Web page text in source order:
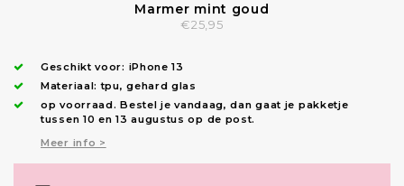
Marmer mint goud
€25,95
Geschikt voor: iPhone 13
Materiaal: tpu, gehard glas
op voorraad.Bestel je vandaag, dan gaat je pakketje
tussen 10 en 13 augustus op de post.
Meer info >